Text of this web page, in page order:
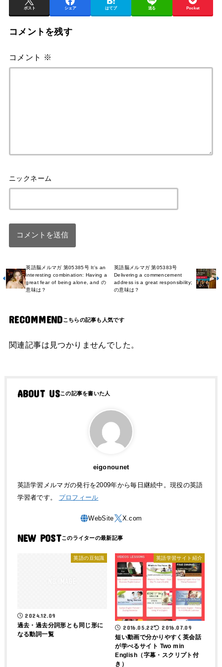
ポスト シェア はてブ 送る Pocket
コメントを残す
コメント ※
英語脳メルマガ 第05385号 It's an
interesting combination: Having a
great fear of being alone, and の
意味は？
英語脳メルマガ 第05383号
Delivering a commencement
address is a great responsibility;
の意味は？
RECOMMEND
関連記事は見つかりませんでした。
ABOUT US
eigonounet
英語学習メルマガの発行を2009年から毎日継続中。現役の英語
学習者です。 プロフィール
NEW POST
英語の豆知識
2024.12.09
過去・過去分詞形とも同じ形に
なる動詞一覧
英語学習サイト紹介
2016.05.22 2016.07.09
短い動画で分かりやすく英会話
が学べるサイト Two min
English（字幕・スクリプト付
き）